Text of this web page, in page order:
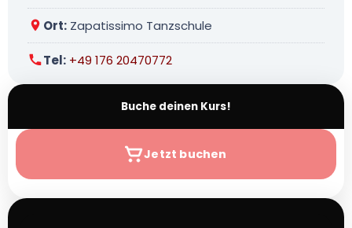
Ort: Zapatissimo Tanzschule
Tel: +49 176 20470772
Buche deinen Kurs!
Jetzt buchen